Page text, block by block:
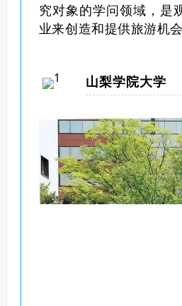
究对象的学问领域，是
业来创造和提供旅游机会
山梨学院大学